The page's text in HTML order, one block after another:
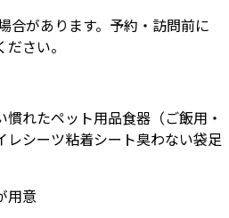
合があります。予約・訪問前に
さい。
慣れたペット用品食器（ご飯用・
レシーツ粘着シート臭わない袋足
用意